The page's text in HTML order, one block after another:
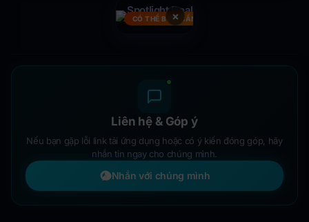
×
CÓ THỂ BẠN CẦN
Liên hệ & Góp ý
Nếu bạn gặp lỗi link tải ứng dụng hoặc có ý kiến đóng góp, hãy
nhắn tin ngay cho chúng mình.
Nhắn với chúng mình